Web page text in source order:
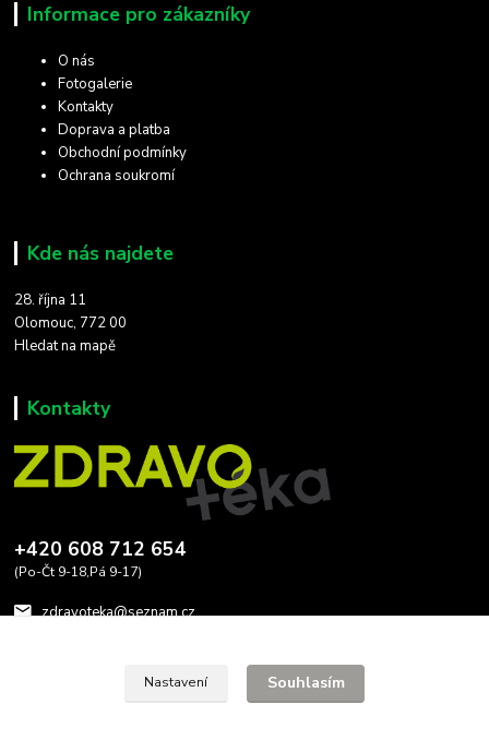
Informace pro zákazníky
O nás
Fotogalerie
Kontakty
Doprava a platba
Obchodní podmínky
Ochrana soukromí
Kde nás najdete
28. října 11
Olomouc, 772 00
Hledat na mapě
Kontakty
+420 608 712 654
(Po-Čt 9-18,Pá 9-17)
zdravoteka@seznam.cz
Nastavení Souhlasím